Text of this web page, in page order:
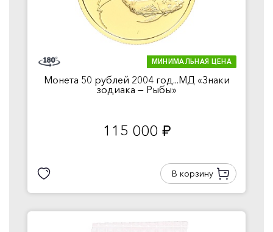
МИНИМАЛЬНАЯ ЦЕНА
Монета 50 рублей 2004 год...МД «Знаки
зодиака — Рыбы»
115 000 руб.
В корзину